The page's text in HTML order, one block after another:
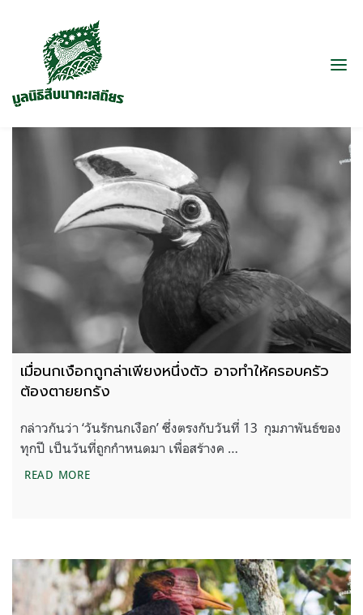
เมื่อนกเงือกถูกล่าเพียงหนึ่งตัว อาจทำให้ครอบครัว
ต้องตายยกรัง
กล่าวกันว่า ‘วันรักนกเงือก’ ซึ่งตรงกับวันที่ 13 กุมภาพันธ์ของ
ทุกปี เป็นวันที่ถูกกำหนดมา เพื่อสร้างค …
READ MOREเมื่อนกเงือกถูกล่าเพียงหนึ่งตัว อาจทำให้ครอบครัวต้อ